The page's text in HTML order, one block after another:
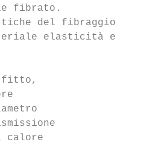
fibrato.
del fibraggio
elasticità e
fitto,
fibre
diametro
del calore